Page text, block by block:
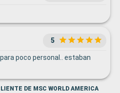
5
poco personal.. estaban
DE MSC WORLD AMERICA